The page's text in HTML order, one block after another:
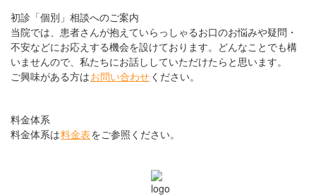
初診「個別」相談へのご案内
当院では、患者さんが抱えていらっしゃるお口のお悩みや疑問・
不安などにお応えする機会を設けております。どんなことでも構
いませんので、私たちにお話ししていただけたらと思います。
ご興味がある方はお問い合わせ ください。
料金体系
料金体系は料金表をご参照ください。